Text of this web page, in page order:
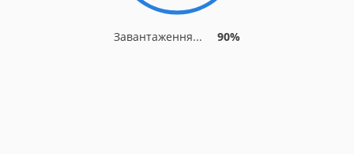
Завантаження... 90%